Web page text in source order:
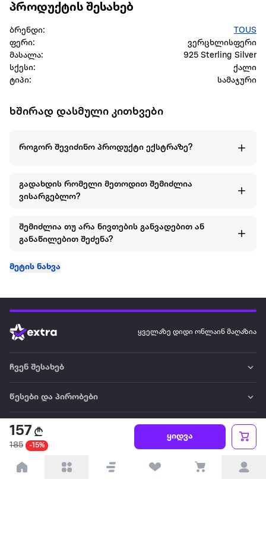
157
185 -15%
ყიდვა
პროდუქტის შესახებ
ბრენდი:
TOUS
ფერი:
ვერცხლისფერი
მასალა:
925 Sterling Silver
სქესი:
ქალი
ტიპი:
სამაჯური
ხშირად დასმული კითხვები
როგორ შევიძინო პროდუქტი ექსტრაზე?
გადახდის რომელი მეთოდით შემიძლია
ვისარგებლო?
შემიძლია თუ არა ნივთების განვადებით ან
განაწილებით შეძენა?
მეტის ნახვა
ყველაზე დიდი ონლაინ მაღაზია
ჩვენ შესახებ
წესები და პირობები
პარტნიორებისთვის